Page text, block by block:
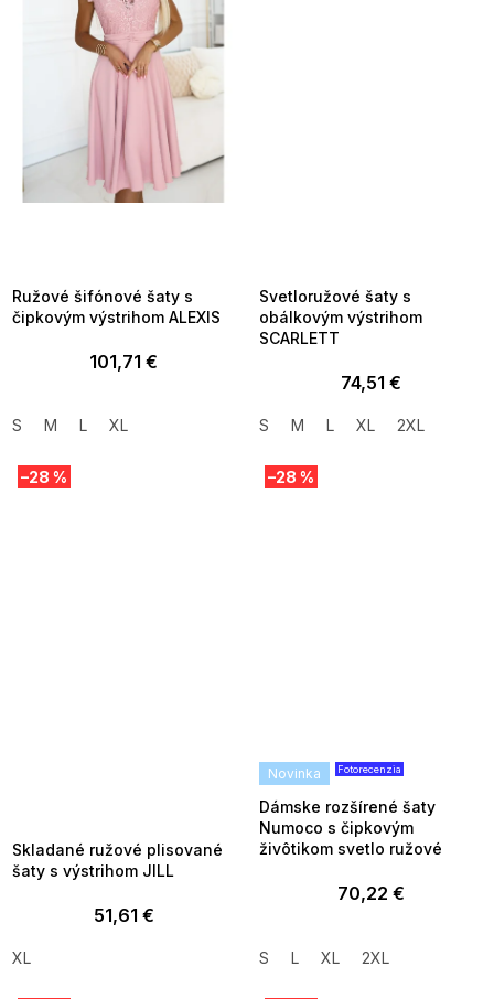
Ružové šifónové šaty s
čipkovým výstrihom ALEXIS
101,71 €
S M L XL
Svetloružové šaty s
obálkovým výstrihom
SCARLETT
74,51 €
S M L XL 2XL
–28 %
Skladané ružové plisované
šaty s výstrihom JILL
51,61 €
XL
Novinka Fotorecenzia
–28 %
Dámske rozšírené šaty
Numoco s čipkovým
živôtikom svetlo ružové
70,22 €
S L XL 2XL